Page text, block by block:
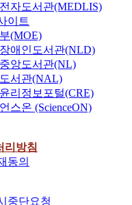
자도서관(MEDLIS)
이트
(MOE)
애인도서관(NLD)
앙도서관(NL)
서관(NAL)
리정보포털(CRE)
스온 (ScienceON)
리방침
동의
중단요청